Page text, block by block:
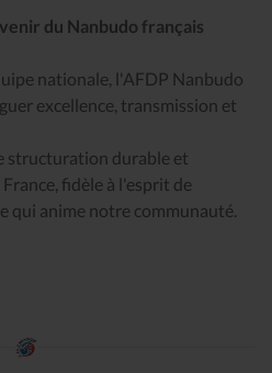
du Nanbudo français
nationale, l'AFDP Nanbudo
excellence, transmission et
structuration durable et
fidèle à l'esprit de
anime notre communauté.